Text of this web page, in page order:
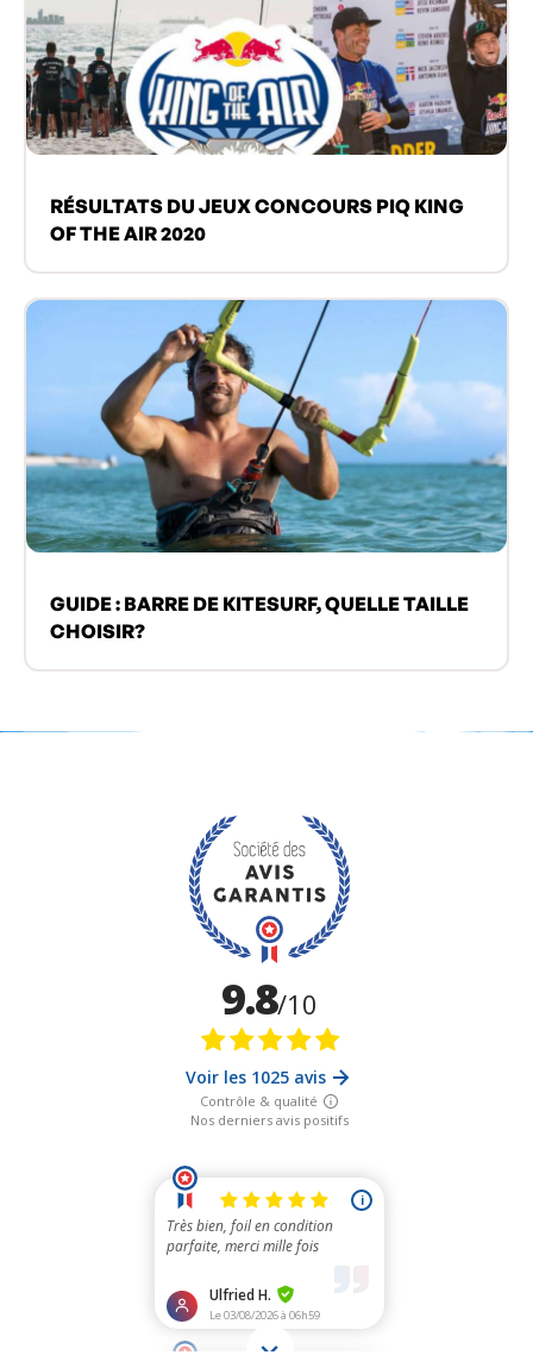
RÉSULTATS DU JEUX CONCOURS PIQ KING
OF THE AIR 2020
GUIDE : BARRE DE KITESURF, QUELLE TAILLE
CHOISIR?